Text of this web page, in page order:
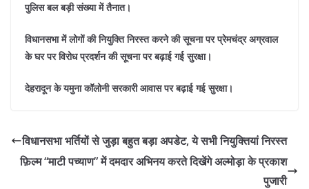
पुलिस बल बड़ी संख्या में तैनात।
विधानसभा में लोगों की नियुक्ति निरस्त करने की सूचना पर प्रेमचंद्र अग्रवाल
के घर पर विरोध प्रदर्शन की सूचना पर बढ़ाई गई सुरक्षा।
देहरादून के यमुना कॉलोनी सरकारी आवास पर बढ़ाई गई सुरक्षा।
विधानसभा भर्तियों से जुड़ा बहुत बड़ा अपडेट, ये सभी नियुक्तियां निरस्त
फ़िल्म “माटी पच्याण” में दमदार अभिनय करते दिखेंगे अल्मोड़ा के प्रकाश
पुजारी